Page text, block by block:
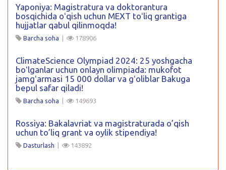
Yaponiya: Magistratura va doktorantura
bosqichida oʻqish uchun MEXT toʻliq grantiga
hujjatlar qabul qilinmoqda!
Barcha soha | 178906
ClimateScience Olympiad 2024: 25 yoshgacha
boʻlganlar uchun onlayn olimpiada: mukofot
jamgʻarmasi 15 000 dollar va gʻoliblar Bakuga
bepul safar qiladi!
Barcha soha | 149693
Rossiya: Bakalavriat va magistraturada o’qish
uchun to’liq grant va oylik stipendiya!
Dasturlash | 143892